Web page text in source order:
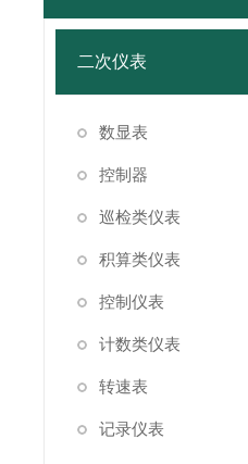
二次仪表
数显表
控制器
巡检类仪表
积算类仪表
控制仪表
计数类仪表
转速表
记录仪表